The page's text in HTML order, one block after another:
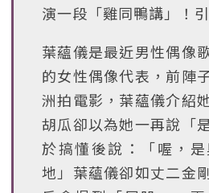
演一段「雞同鴨講」！
葉蘊儀是最近男性偶像
的女性偶像代表，前陣
洲拍電影，葉蘊儀介紹
胡瓜卻以為她一再說「
於搞懂後說：「喔，
地」葉蘊儀卻如丈二金